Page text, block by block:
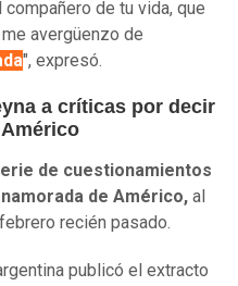
de tu vida, que
avergüenzo de
", expresó.
a críticas por decir
de cuestionamientos
de Américo, al
recién pasado.
publicó el extracto